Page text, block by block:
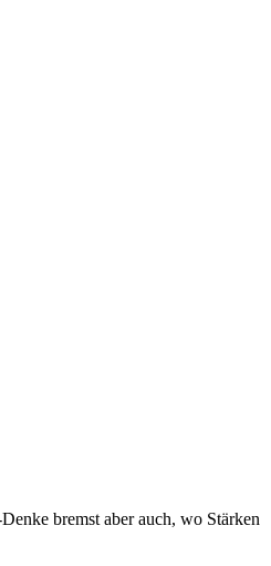
bremst aber auch, wo Stärken